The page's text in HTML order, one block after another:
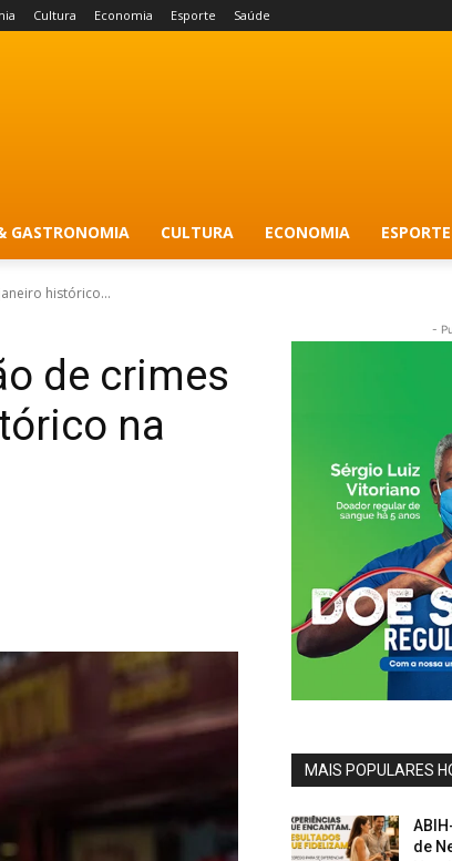
Cultura Economia Esporte Saúde
GASTRONOMIA CULTURA ECONOMIA ESPORTE
histórico...
de crimes
na
-
MAIS POPULARES
de